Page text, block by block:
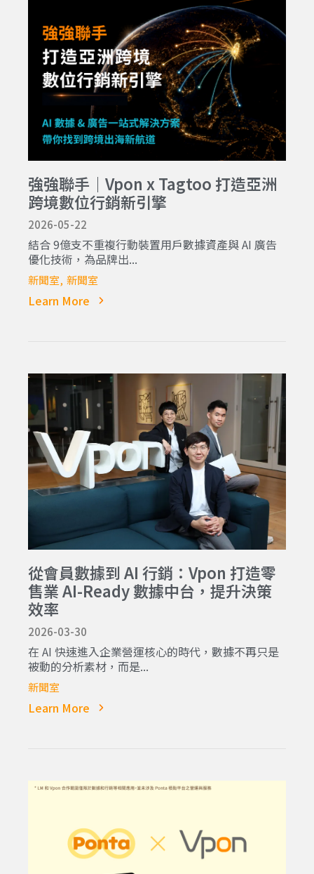
強強聯手｜Vpon x Tagtoo 打造亞洲
跨境數位行銷新引擎
2026-05-22
結合 9億支不重複行動裝置用戶數據資產與 AI 廣告
優化技術，為品牌出...
新聞室 新聞室
Learn More
從會員數據到 AI 行銷：Vpon 打造零
售業 AI-Ready 數據中台，提升決策
效率
2026-03-30
在 AI 快速進入企業營運核心的時代，數據不再只是
被動的分析素材，而是...
新聞室
Learn More